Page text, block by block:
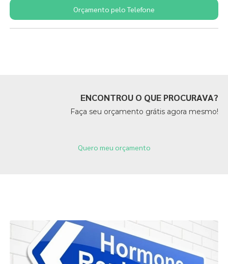
Orçamento pelo Telefone
ENCONTROU O QUE PROCURAVA?
Faça seu orçamento grátis agora mesmo!
Quero meu orçamento